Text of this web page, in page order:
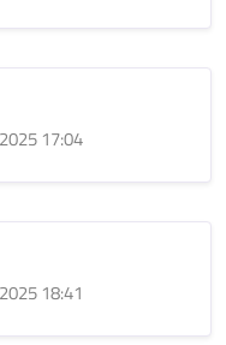
17:04
18:41